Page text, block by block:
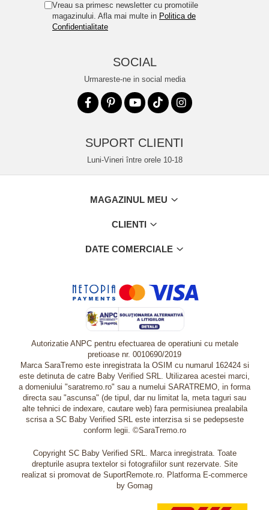
Vreau sa primesc newsletter cu promotiile
magazinului. Afla mai multe in Politica de
Confidentialitate
SOCIAL
Urmareste-ne in social media
SUPORT CLIENTI
Luni-Vineri între orele 10-18
MAGAZINUL MEU
CLIENTI
DATE COMERCIALE
Autorizatie ANPC pentru efectuarea de operatiuni cu metale
pretioase nr. 0010690/2019
Marca SaraTremo este inregistrata la OSIM cu numarul 162424 si
este detinuta de catre Baby Verified SRL. Utilizarea acestei marci,
a domeniului "saratremo.ro" sau a numelui SARATREMO, in forma
directa sau "ascunsa" (de tipul, dar nu limitat la, meta taguri sau
alte tehnici de indexare, cautare web) fara permisiunea prealabila
scrisa a SC Baby Verified SRL este interzisa si se pedepseste
conform legii. ©SaraTremo.ro
Copyright SC Baby Verified SRL. Marca inregistrata. Toate
drepturile asupra textelor si fotografiilor sunt rezervate. Site
realizat si promovat de SuportRemote.ro. Platforma E-commerce
by Gomag